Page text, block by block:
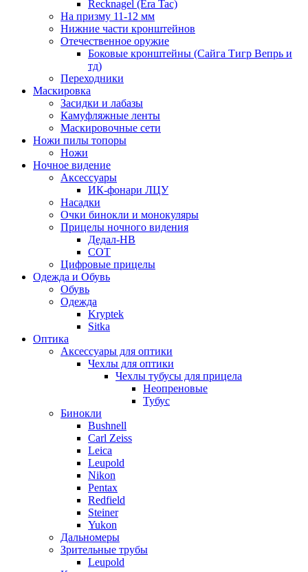
Recknagel (Era Tac)
На призму 11-12 мм
Нижние части кронштейнов
Отечественное оружие
Боковые кронштейны (Сайга Тигр Вепрь и
тд)
Переходники
Маскировка
Засидки и лабазы
Камуфляжные ленты
Маскировочные сети
Ножи пилы топоры
Ножи
Ночное видение
Аксессуары
ИК-фонари ЛЦУ
Насадки
Очки бинокли и монокуляры
Прицелы ночного видения
Дедал-НВ
СОТ
Цифровые прицелы
Одежда и Обувь
Обувь
Одежда
Kryptek
Sitka
Оптика
Аксессуары для оптики
Чехлы для оптики
Чехлы тубусы для прицела
Неопреновые
Тубус
Бинокли
Bushnell
Carl Zeiss
Leica
Leupold
Nikon
Pentax
Redfield
Steiner
Yukon
Дальномеры
Зрительные трубы
Leupold